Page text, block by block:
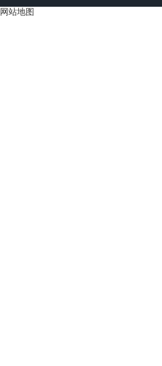
网站地图